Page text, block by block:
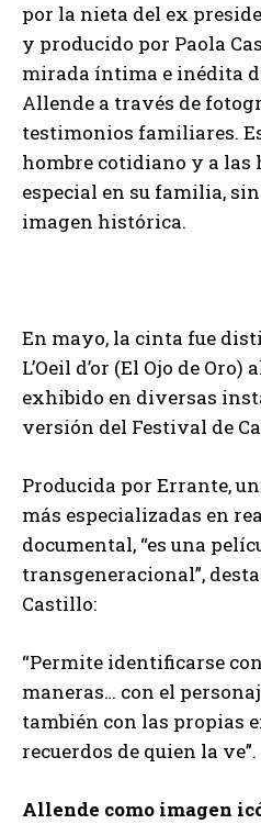
por la nieta del ex
y producido por Paola
mirada íntima e inédita
Allende a través de
testimonios familiares.
hombre cotidiano y a las
especial en su familia,
imagen histórica.
En mayo, la cinta fue
L’Oeil d’or (El Ojo de
exhibido en diversas
versión del Festival de
Producida por Errante,
más especializadas en
documental, “es una
transgeneracional”,
Castillo:
“Permite identificarse
maneras… con el
también con las propias
recuerdos de quien la ve”.
Allende como imagen